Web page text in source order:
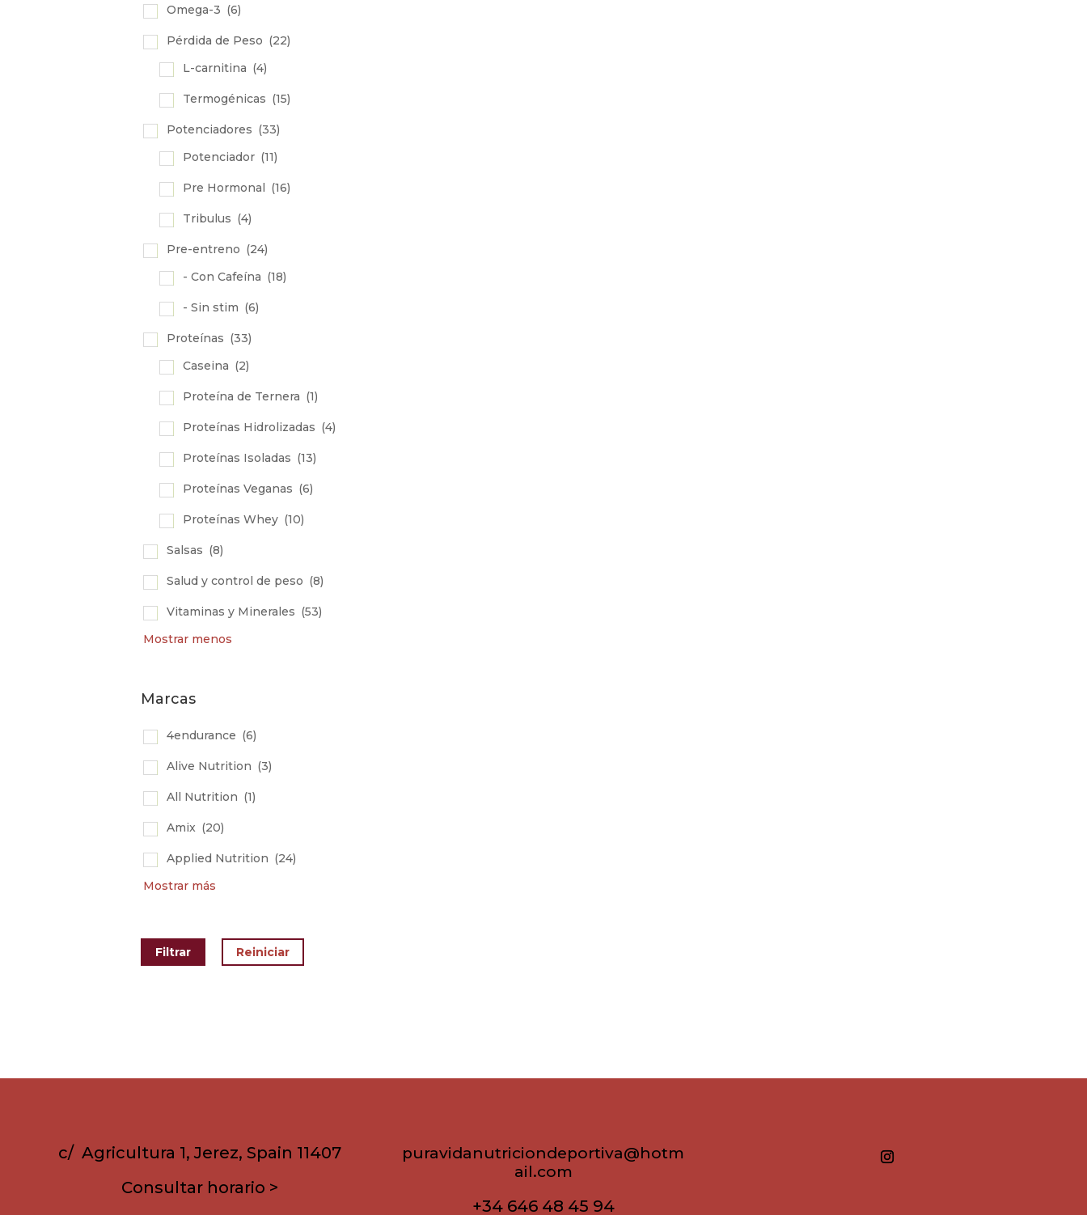
Omega-3 (6)
Pérdida de Peso (22)
L-carnitina (4)
Termogénicas (15)
Potenciadores (33)
Potenciador (11)
Pre Hormonal (16)
Tribulus (4)
Pre-entreno (24)
- Con Cafeína (18)
- Sin stim (6)
Proteínas (33)
Caseina (2)
Proteína de Ternera (1)
Proteínas Hidrolizadas (4)
Proteínas Isoladas (13)
Proteínas Veganas (6)
Proteínas Whey (10)
Salsas (8)
Salud y control de peso (8)
Vitaminas y Minerales (53)
Mostrar menos
Marcas
4endurance (6)
Alive Nutrition (3)
All Nutrition (1)
Amix (20)
Applied Nutrition (24)
Mostrar más
c/ Agricultura 1, Jerez, Spain 11407
Consultar horario >
puravidanutriciondeportiva@hotm
ail.com
+34 646 48 45 94